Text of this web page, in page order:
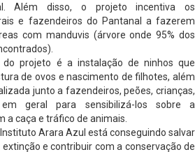
Além disso, o projeto incentiva os
e fazendeiros do Pantanal a fazerem
com manduvis (árvore onde 95% dos
do projeto é a instalação de ninhos que
de ovos e nascimento de filhotes, além
junto a fazendeiros, peões, crianças,
geral para sensibilizá-los sobre a
a caça e tráfico de animais.
Arara Azul está conseguindo salvar
e contribuir com a conservação de